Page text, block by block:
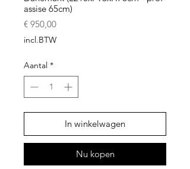
assise 65cm)
€ 950,00Prijs
incl.BTW
Aantal *
In winkelwagen
Nu kopen